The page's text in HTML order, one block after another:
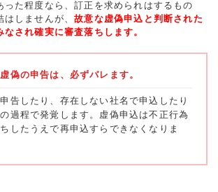
った程度なら、訂正を求められはするもの
はしませんが、故意な虚偽申込と判断された
され確実に審査落ちします。
偽の申告は、必ずバレます。
告したり、存在しない社名で申込したり
過程で発覚します。虚偽申込は不正行為
したうえで再申込すらできなくなりま